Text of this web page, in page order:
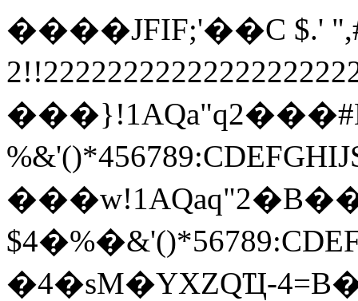
����JFIF;'��C $.'
�4�sM�YXZQҴ-